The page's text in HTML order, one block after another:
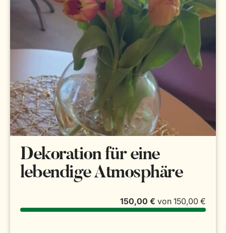
Dekoration für eine
lebendige Atmosphäre
150,00 € von 150,00 €